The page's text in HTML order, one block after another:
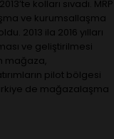
kolları sıvadı. MRP
ve kurumsallaşma
2013 ila 2016 yılları
ve geliştirilmesi
mağaza,
pilot bölgesi
de mağazalaşma